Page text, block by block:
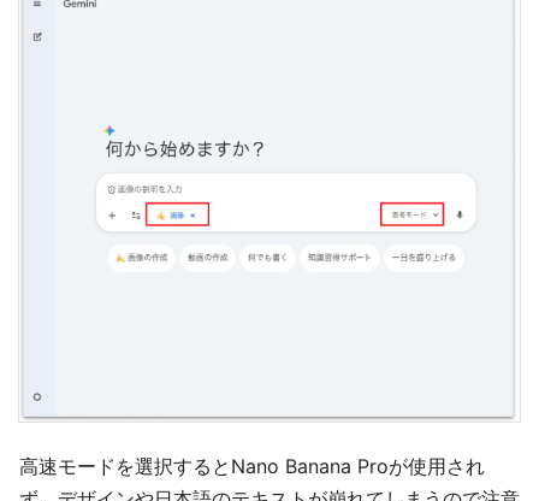
高速モードを選択するとNano Banana Proが使用され